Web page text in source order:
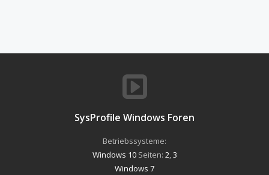
SysProfile Windows Foren
Betriebssysteme:
Windows 10Seiten: 2,3
Windows 7